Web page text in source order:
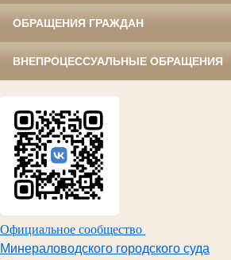
ОБРАЩЕНИЯ ГРАЖДАН
ВНЕПРОЦЕССУАЛЬНЫЕ ОБРАЩЕНИЯ
Официальное сообщество
Минераловодского городского суда